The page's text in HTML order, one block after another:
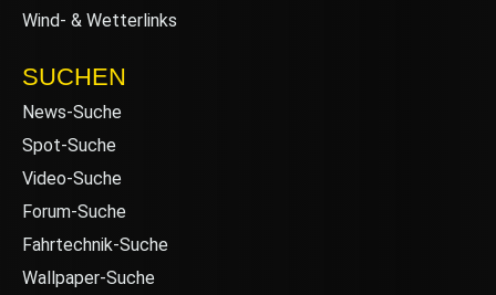
Wind- & Wetterlinks
SUCHEN
News-Suche
Spot-Suche
Video-Suche
Forum-Suche
Fahrtechnik-Suche
Wallpaper-Suche